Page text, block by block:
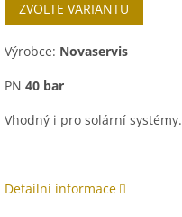
cena:
ZVOLTE VARIANTU
Výrobce: Novaservis
PN 40 bar
Vhodný i pro solární systémy.
Detailní informace